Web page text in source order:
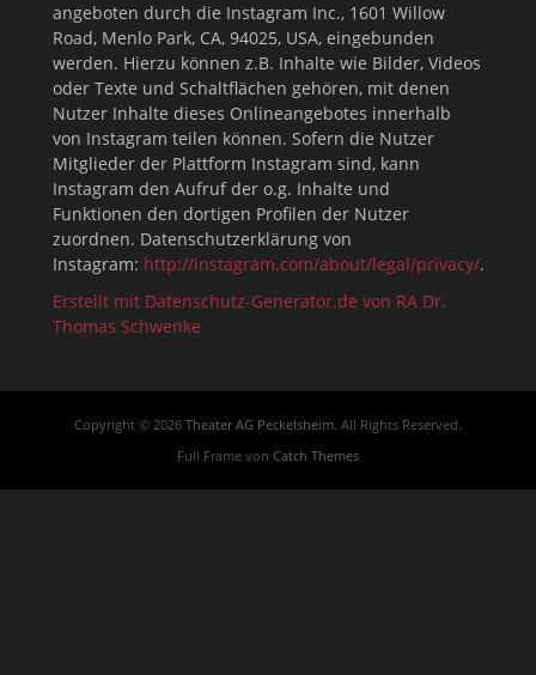
angeboten durch die Instagram Inc., 1601 Willow
Road, Menlo Park, CA, 94025, USA, eingebunden
werden. Hierzu können z.B. Inhalte wie Bilder, Videos
oder Texte und Schaltflächen gehören, mit denen
Nutzer Inhalte dieses Onlineangebotes innerhalb
von Instagram teilen können. Sofern die Nutzer
Mitglieder der Plattform Instagram sind, kann
Instagram den Aufruf der o.g. Inhalte und
Funktionen den dortigen Profilen der Nutzer
zuordnen. Datenschutzerklärung von
Instagram: http://instagram.com/about/legal/privacy/.
Erstellt mit Datenschutz-Generator.de von RA Dr.
Thomas Schwenke
Copyright © 2026 Theater AG Peckelsheim. All Rights Reserved.
Full Frame von Catch Themes